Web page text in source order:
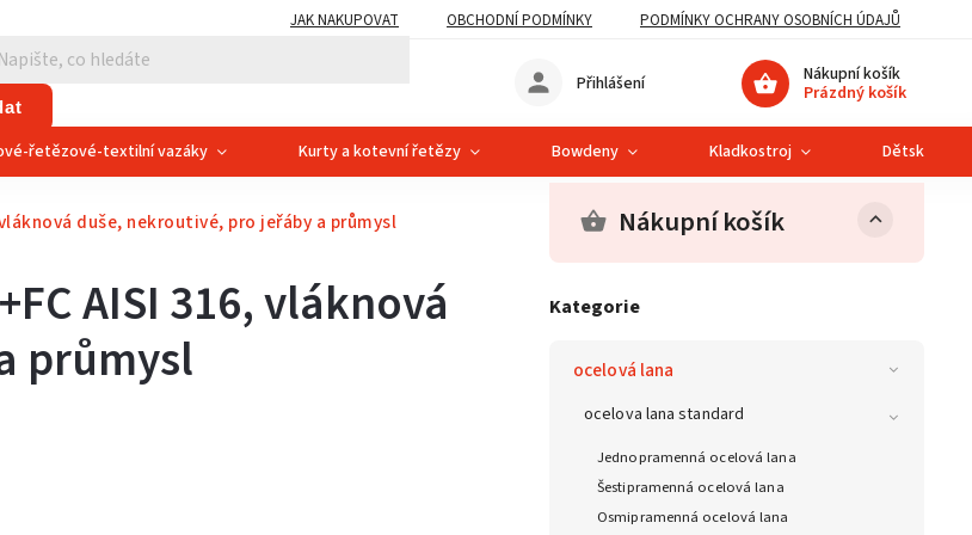
JAK NAKUPOVAT OBCHODNÍ PODMÍNKY PODMÍNKY OCHRANY OSOBNÍCH ÚDAJŮ
Nákupní košík
Prázdný košík
Přihlášení
řetězové-textilní vazáky Kurty a kotevní řetězy Bowdeny Kladkostroj Dětská
duše, nekroutivé, pro jeřáby a průmysl Nákupní košík
Kategorie
ocelová lana
ocelova lana standard
Jednopramenná ocelová lana
Šestipramenná ocelová lana
Osmipramenná ocelová lana
AISI 316, vláknová
průmysl